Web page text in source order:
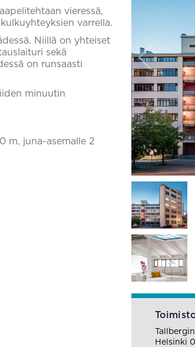
vieressä,
varrella.
Niillä on yhteiset
sekä
on runsaasti
minuutin
m, juna-asemalle 2
Helsinki